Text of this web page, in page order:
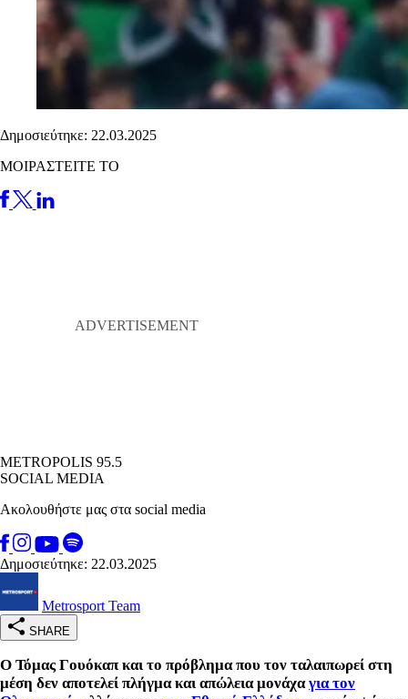
Δημοσιεύτηκε: 22.03.2025
ΜΟΙΡΑΣΤΕΙΤΕ ΤΟ
METROPOLIS 95.5
SOCIAL MEDIA
Ακολουθήστε μας στα social media
Δημοσιεύτηκε: 22.03.2025
Metrosport Team
SHARE
Ο Τόμας Γουόκαπ και το πρόβλημα που τον ταλαιπωρεί στη
μέση δεν αποτελεί πλήγμα και απώλεια μονάχαγια τον